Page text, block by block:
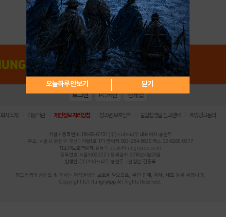
아이디 / 비밀번호 찾기 회원가입
오늘하루 안보기 닫기
로그인 PC버전 전체앱
회사소개 이용약관 개인정보 처리방침 청소년 보호정책 불법촬영물 신고센터 제휴광고문의
사업자등록번호:119-86-61101 (주)스마트나우 대표이사:송현두
주소: 서울시 금천구 가산디지털1로 171 연락처:063-284-8635 팩스:02-6265-0377
청소년보호책임자:김동욱 desk@hungryapp.co.kr
등록번호:서울아02322 | 등록일자:2016년4월25일
발행인:(주)스마트나우 송현두 | 편집인:김동욱
헝그리앱의 콘텐츠 및 기사는 저작권법의 보호를 받으므로, 무단 전재, 복사, 배포 등을 금합니다.
Copyright (c) HungryApp All Rights Reserved.